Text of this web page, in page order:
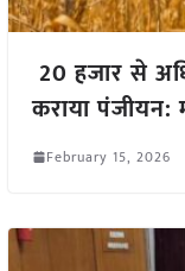
20 हजार से
कराया पंजीयन:
February 15, 2026